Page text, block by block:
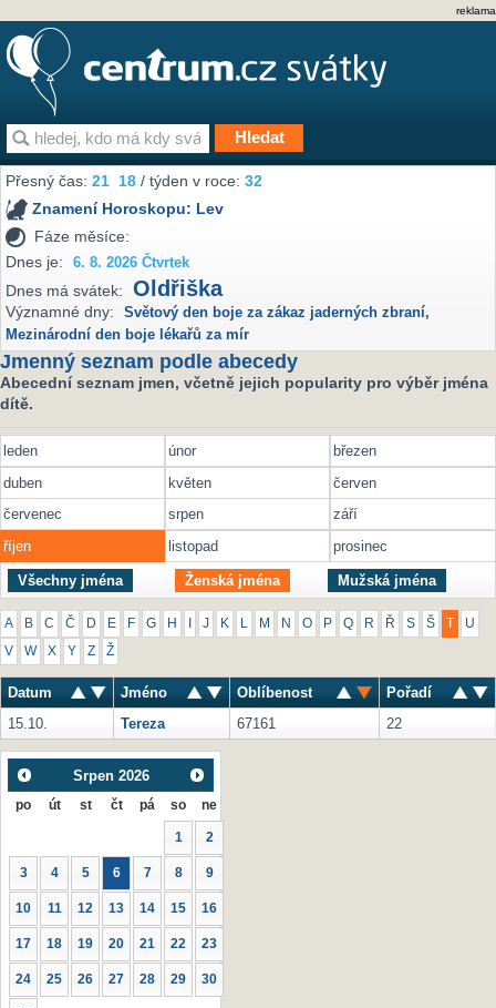
reklama
Přesný čas:21 18 / týden v roce:32
Znamení Horoskopu: Lev
Fáze měsíce:
Dnes je:
6. 8. 2026 Čtvrtek
Dnes má svátek: Oldřiška
Významné dny: Světový den boje za zákaz jaderných zbraní,
Mezinárodní den boje lékařů za mír
Jmenný seznam podle abecedy
Abecední seznam jmen, včetně jejich popularity pro výběr jména
dítě.
leden únor
březen
duben
květen
červen
červenec
srpen
září
říjen
listopad prosinec
Všechny jména Ženská jména Mužská jména
A B C Č D E F G H J K M N O P Q R Ř S Š U
V W X Y Z Ž
Datum Jméno Oblíbenost
Pořadí
15.10.
Tereza 67161 22
Srpen 2026
po út st čt pá so ne
1 2
3 4 5 6 7 8 9
10 11 12 13 14 15 16
17 18 19 20 21 22 23
24 25 26 27 28 29 30